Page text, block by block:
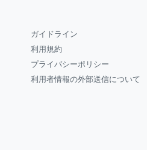
ガイドライン
利用規約
プライバシーポリシー
利用者情報の外部送信について